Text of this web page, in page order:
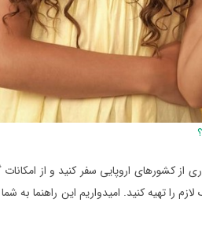
کشورهای اروپایی سفر کنید و از امکانات
را تهیه کنید. امیدواریم این راهنما به